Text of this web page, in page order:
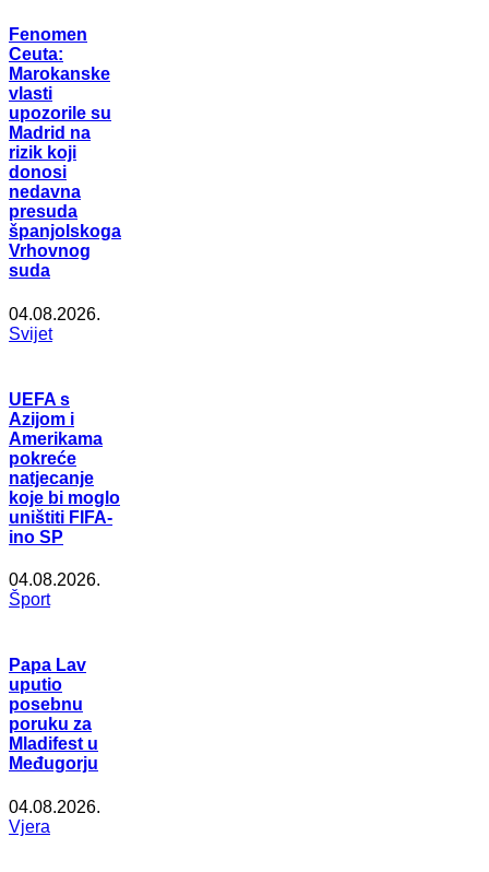
Fenomen
Ceuta:
Marokanske
vlasti
upozorile su
Madrid na
rizik koji
donosi
nedavna
presuda
španjolskoga
Vrhovnog
suda
04.08.2026.
Svijet
UEFA s
Azijom i
Amerikama
pokreće
natjecanje
koje bi moglo
uništiti FIFA-
ino SP
04.08.2026.
Šport
Papa Lav
uputio
posebnu
poruku za
Mladifest u
Međugorju
04.08.2026.
Vjera